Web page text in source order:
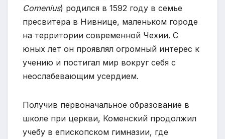
Comenius) родился в 1592 году в семье
пресвитера в Нивнице, маленьком городе
на территории современной Чехии. С
юных лет он проявлял огромный интерес к
учению и постигал мир вокруг себя с
неослабевающим усердием.
Получив первоначальное образование в
школе при церкви, Коменский продолжил
учебу в епископском гимназии, где